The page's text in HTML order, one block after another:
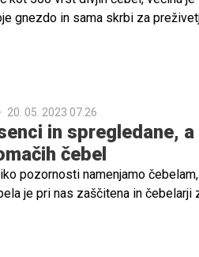
gnezdo in sama skrbi za
grožnjo za medonosne čebele.
pomanjkanje hrane. "Travniki so
zacvetijo in opraševalcem ne
Bevk.
20. 05. 2023 07.26
in spregledane,
čebel
pozornosti namenjamo
je pri nas zaščitena in